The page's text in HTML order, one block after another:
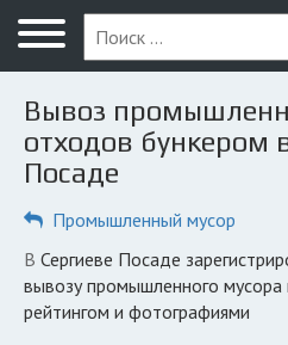
Меню
Главная
Вопрос юристу
Сергиев Посад
ПОЛЬЗОВАТЕЛЯМ
Компании
Экоблог
Вывоз
отходов бункером
Посаде
Промышленный мусор
в Сергиеве Посаде зарегистрированы 2 компании по
вывозу промышленного
рейтингом и фотографиями